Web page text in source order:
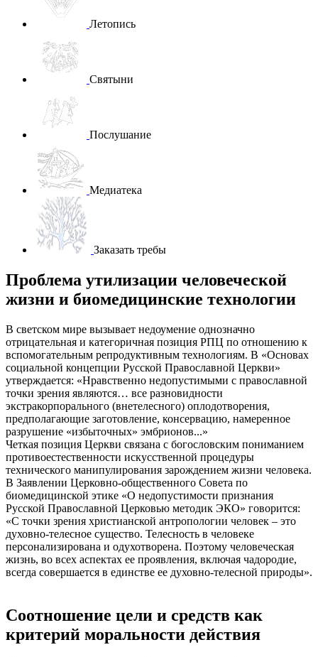
Летопись
Святыни
Послушание
Медиатека
Заказать требы
Проблема утилизации человеческой
жизни и биомедицинские технологии
В светском мире вызывает недоумение однозначно
отрицательная и категоричная позиция РПЦ по отношению к
вспомогательным репродуктивным технологиям. В «Основах
социальной концепции Русской Православной Церкви»
утверждается: «Нравственно недопустимыми с православной
точки зрения являются… все разновидности
экстракорпорального (внетелесного) оплодотворения,
предполагающие заготовление, консервацию, намеренное
разрушение «избыточных» эмбрионов...»
Четкая позиция Церкви связана с богословским пониманием
противоестественности искусственной процедуры
технического манипулирования зарождением жизни человека.
В Заявлении Церковно-общественного Совета по
биомедицинской этике «О недопустимости признания
Русской Православной Церковью методик ЭКО» говорится:
«С точки зрения христианской антропологии человек – это
духовно-телесное существо. Телесность в человеке
персонализирована и одухотворена. Поэтому человеческая
жизнь, во всех аспектах ее проявления, включая чадородие,
всегда совершается в единстве ее духовно-телесной природы».
Соотношение цели и средств как
критерий моральности действия